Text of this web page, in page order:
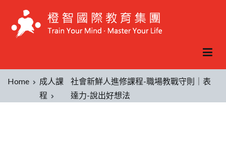
Home
成人課
程
社會新鮮人進修課程-職場教戰守則｜表
達力-說出好想法